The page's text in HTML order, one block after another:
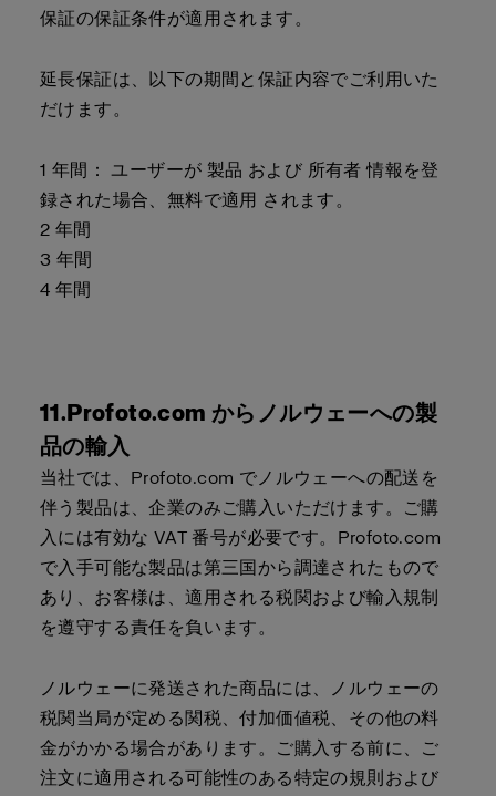
保証の保証条件が適用されます。
延長保証は、以下の期間と保証内容でご利用いた
だけます。
1 年間： ユーザーが 製品 および 所有者 情報を登
録された場合、無料で適用 されます。
2 年間
3 年間
4 年間
11.Profoto.com からノルウェーへの製
品の輸入
当社では、Profoto.com でノルウェーへの配送を
伴う製品は、企業のみご購入いただけます。ご購
入には有効な VAT 番号が必要です。Profoto.com
で入手可能な製品は第三国から調達されたもので
あり、お客様は、適用される税関および輸入規制
を遵守する責任を負います。
ノルウェーに発送された商品には、ノルウェーの
税関当局が定める関税、付加価値税、その他の料
金がかかる場合があります。ご購入する前に、ご
注文に適用される可能性のある特定の規則および